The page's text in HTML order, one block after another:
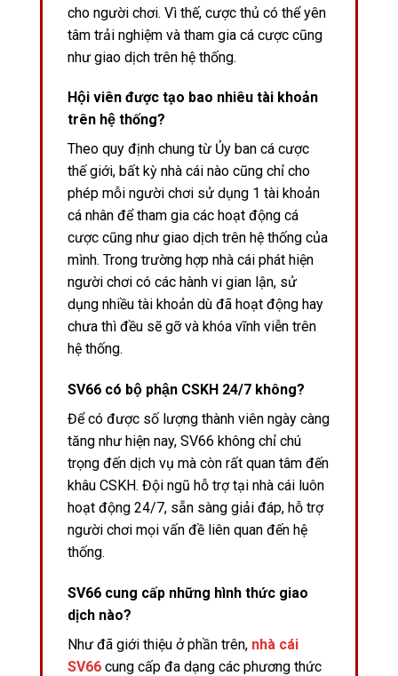
cho người chơi. Vì thế, cược thủ có thể yên
tâm trải nghiệm và tham gia cá cược cũng
như giao dịch trên hệ thống.
Hội viên được tạo bao nhiêu tài khoản
trên hệ thống?
Theo quy định chung từ Ủy ban cá cược
thế giới, bất kỳ nhà cái nào cũng chỉ cho
phép mỗi người chơi sử dụng 1 tài khoản
cá nhân để tham gia các hoạt động cá
cược cũng như giao dịch trên hệ thống của
mình. Trong trường hợp nhà cái phát hiện
người chơi có các hành vi gian lận, sử
dụng nhiều tài khoản dù đã hoạt động hay
chưa thì đều sẽ gỡ và khóa vĩnh viễn trên
hệ thống.
SV66 có bộ phận CSKH 24/7 không?
Để có được số lượng thành viên ngày càng
tăng như hiện nay, SV66 không chỉ chú
trọng đến dịch vụ mà còn rất quan tâm đến
khâu CSKH. Đội ngũ hỗ trợ tại nhà cái luôn
hoạt động 24/7, sẵn sàng giải đáp, hỗ trợ
người chơi mọi vấn đề liên quan đến hệ
thống.
SV66 cung cấp những hình thức giao
dịch nào?
Như đã giới thiệu ở phần trên, nhà cái
SV66 cung cấp đa dạng các phương thức